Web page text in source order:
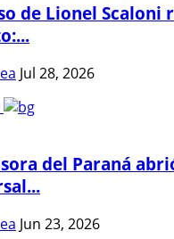
de Lionel Scaloni
Jul 28, 2026
del Paraná
Jun 23, 2026